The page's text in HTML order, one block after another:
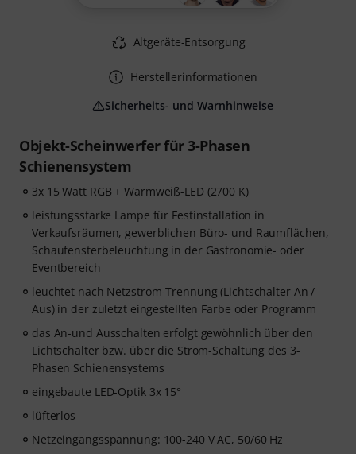
Objekt-Scheinwerfer für 3-Phasen
Schienensystem
3x 15 Watt RGB + Warmweiß-LED (2700 K)
leistungsstarke Lampe für Festinstallation in
Verkaufsräumen, gewerblichen Büro- und Raumflächen,
Schaufensterbeleuchtung in der Gastronomie- oder
Eventbereich
leuchtet nach Netzstrom-Trennung (Lichtschalter An /
Aus) in der zuletzt eingestellten Farbe oder Programm
das An-und Ausschalten erfolgt gewöhnlich über den
Lichtschalter bzw. über die Strom-Schaltung des 3-
Phasen Schienensystems
eingebaute LED-Optik 3x 15°
lüfterlos
Netzeingangsspannung: 100-240 V AC, 50/60 Hz
Altgeräte-Entsorgung
Herstellerinformationen
Sicherheits- und Warnhinweise